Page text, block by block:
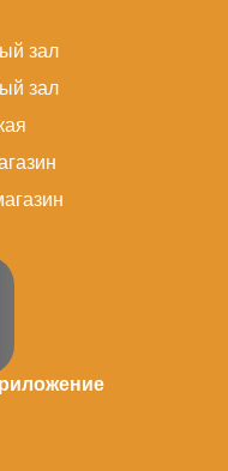
зал
зал